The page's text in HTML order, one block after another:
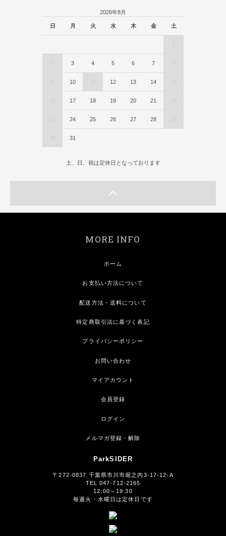
2026年8月
日 月 火 水 木 金 土
3 4 5 6 7
10 12 13 14
17 18 19 20 21
24 25 26 27 28
31
土、日、祝は定休日となっております
MORE INFO
ホーム
お支払い方法について
配送方法・送料について
特定商取引法に基づく表記
プライバシーポリシー
お問い合わせ
マイアカウント
会員登録
ログイン
メルマガ登録・解除
ParkSIDER
〒272-0837 千葉県市川市堀之内3-17-12-A
TEL 047-712-2165
12:00～19:30
毎週火・水曜日は定休日です